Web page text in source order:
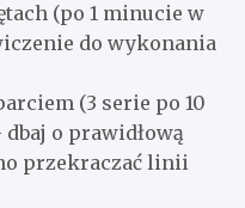
(po 1 minucie w
do wykonania
(3 serie po 10
o prawidłową
przekraczać linii